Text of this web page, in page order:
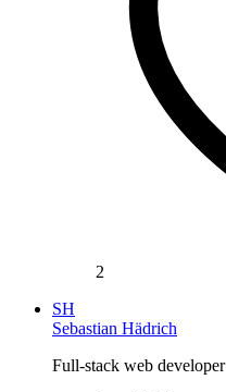
2
SH
Sebastian Hädrich
Full-stack web developer